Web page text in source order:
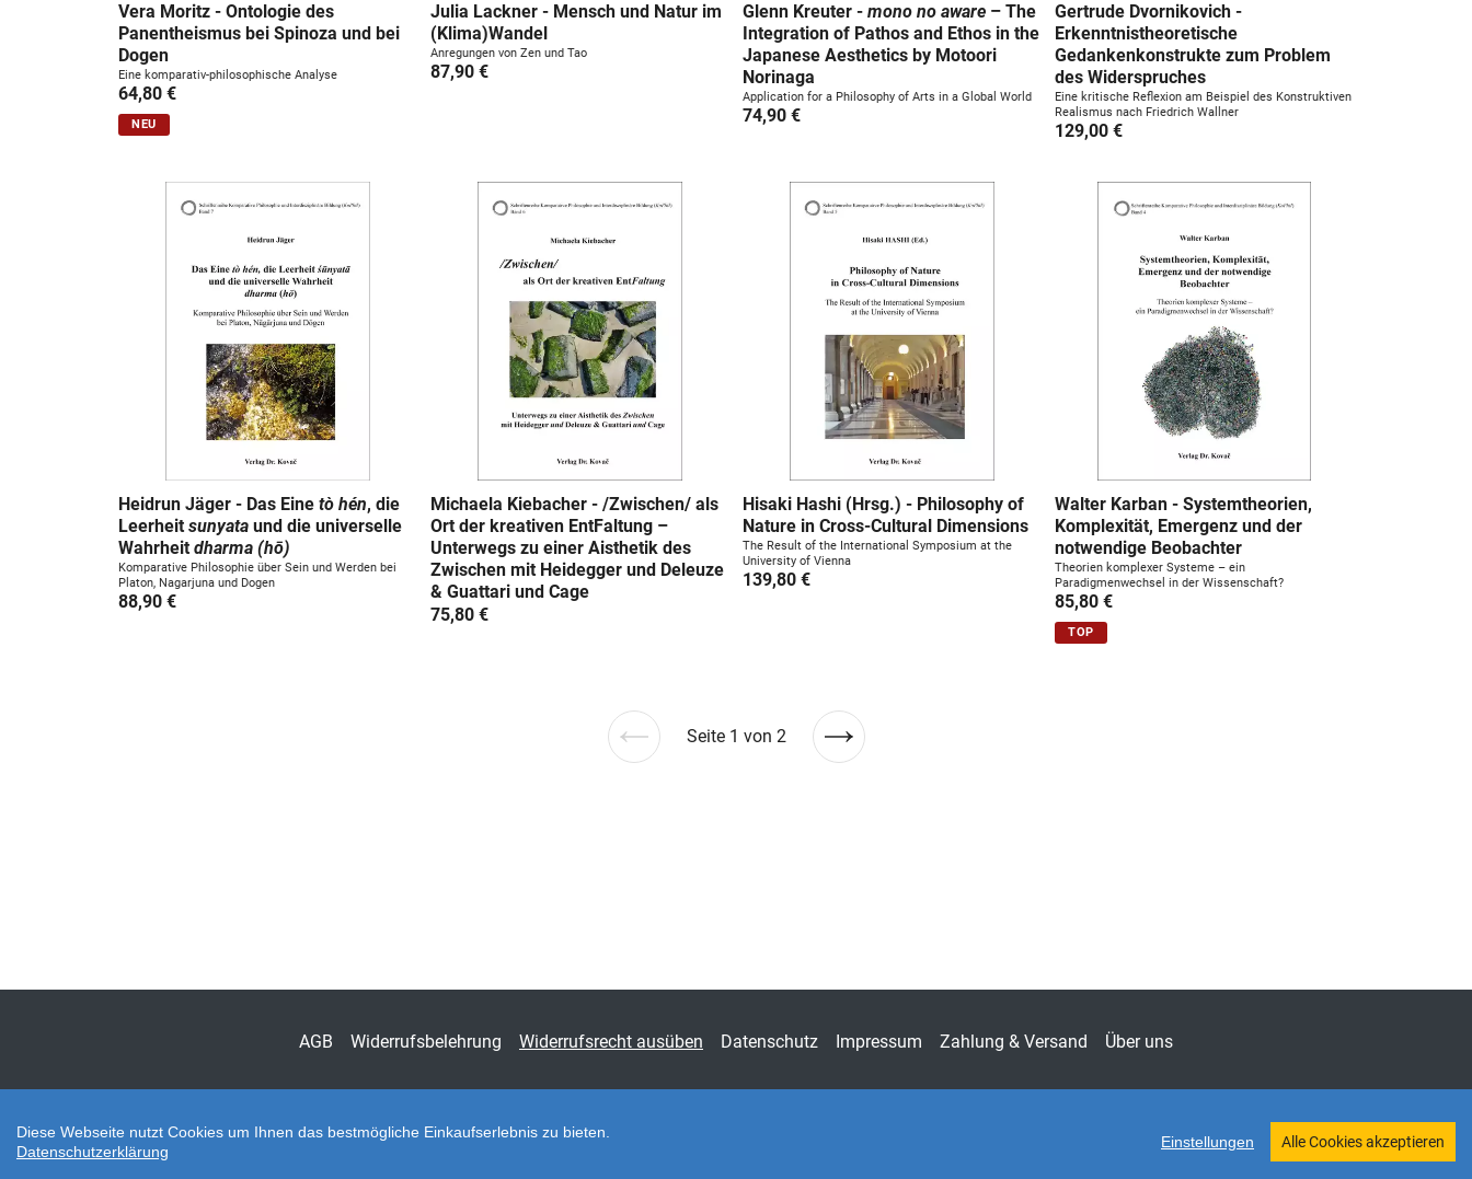
Vera Moritz - Ontologie des
Panentheismus bei Spinoza und bei
Dogen
Eine komparativ-philosophische Analyse
64,80 €
NEU
Julia Lackner - Mensch und Natur im
(Klima)Wandel
Anregungen von Zen und Tao
87,90 €
Glenn Kreuter - mono no aware – The
Integration of Pathos and Ethos in the
Japanese Aesthetics by Motoori
Norinaga
Application for a Philosophy of Arts in a Global World
74,90 €
Gertrude Dvornikovich -
Erkenntnistheoretische
Gedankenkonstrukte zum Problem
des Widerspruches
Eine kritische Reflexion am Beispiel des Konstruktiven
Realismus nach Friedrich Wallner
129,00 €
Heidrun Jäger - Das Eine tò hén, die
Leerheit sunyata und die universelle
Wahrheit dharma (hō)
Komparative Philosophie über Sein und Werden bei
Platon, Nagarjuna und Dogen
88,90 €
Michaela Kiebacher - /Zwischen/ als
Ort der kreativen EntFaltung –
Unterwegs zu einer Aisthetik des
Zwischen mit Heidegger und Deleuze
& Guattari und Cage
75,80 €
Hisaki Hashi (Hrsg.) - Philosophy of
Nature in Cross-Cultural Dimensions
The Result of the International Symposium at the
University of Vienna
139,80 €
Walter Karban - Systemtheorien,
Komplexität, Emergenz und der
notwendige Beobachter
Theorien komplexer Systeme – ein
Paradigmenwechsel in der Wissenschaft?
85,80 €
TOP
Vorherige
Seite 1 von 2
Nächste
AGB Widerrufsbelehrung Widerrufsrecht ausüben Datenschutz Impressum Zahlung & Versand Über uns
Diese Webseite nutzt Cookies um Ihnen das bestmögliche Einkaufserlebnis zu bieten.
Datenschutzerklärung
Einstellungen Alle Cookies akzeptieren